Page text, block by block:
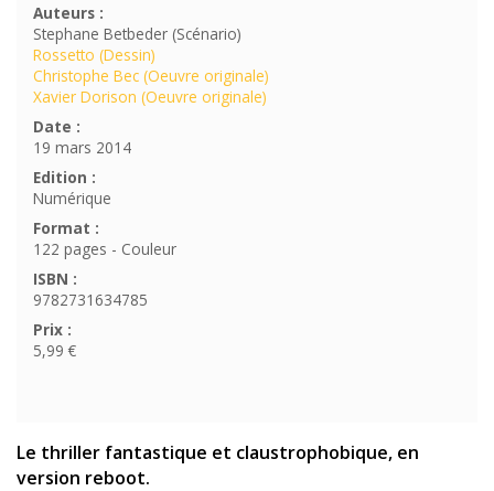
Auteurs :
Stephane Betbeder (Scénario)
Rossetto (Dessin)
Christophe Bec (Oeuvre originale)
Xavier Dorison (Oeuvre originale)
Date :
19 mars 2014
Edition :
Numérique
Format :
122 pages - Couleur
ISBN :
9782731634785
Prix :
5,99 €
Le thriller fantastique et claustrophobique, en
version reboot.